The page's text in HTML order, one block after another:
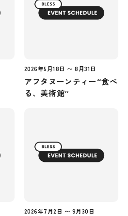
2026年5月18日 〜 8月31日
アフタヌーンティー“食べ
る、美術館”
2026年7月2日 〜 9月30日